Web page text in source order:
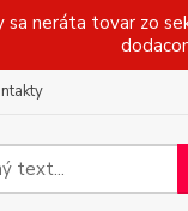
neráta tovar zo